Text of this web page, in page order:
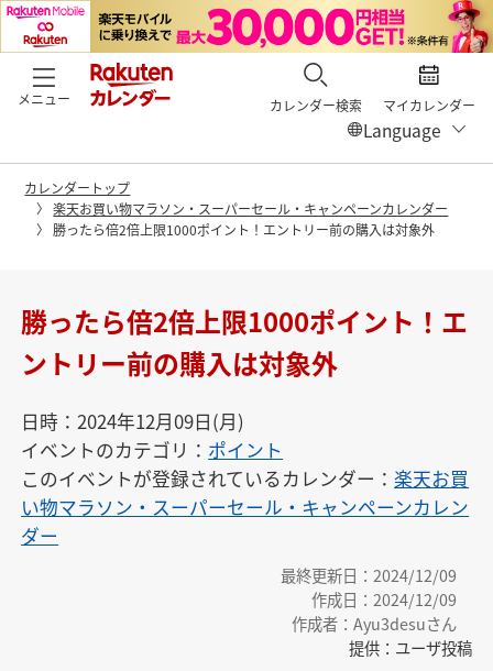
メニュー カレンダー検索 マイカレンダー
カレンダートップ
楽天お買い物マラソン・スーパーセール・キャンペーンカレンダー
勝ったら倍2倍上限1000ポイント！エントリー前の購入は対象外
勝ったら倍2倍上限1000ポイント！エ
ントリー前の購入は対象外
日時：2024年12月09日(月)
イベントのカテゴリ： ポイント
このイベントが登録されているカレンダー：楽天お買
い物マラソン・スーパーセール・キャンペーンカレン
ダー
最終更新日：2024/12/09
作成日：2024/12/09
作成者：Ayu3desuさん
提供：ユーザ投稿